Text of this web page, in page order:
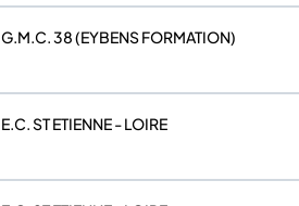
G.M.C. 38 (EYBENS FORMATION)
E.C. ST ETIENNE - LOIRE